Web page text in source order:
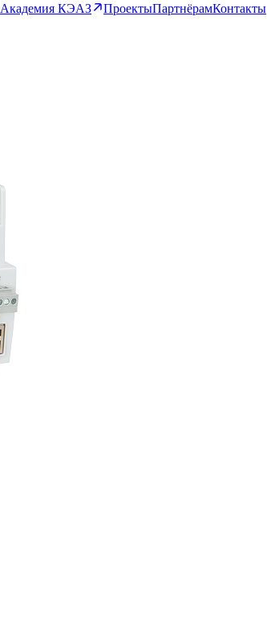
Академия КЭАЗ ПроектыПартнёрамКонтакты